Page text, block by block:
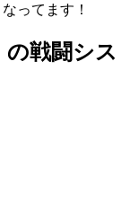
ってます！
の戦闘シス